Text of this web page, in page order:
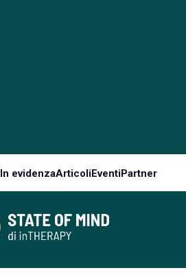
In evidenzaArticoliEventiPartner